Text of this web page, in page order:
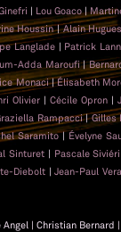
| Lou Goaco|
Houssin|Alain
Langlade| Patrick
Adda Maroufi|
Monaci|Élisabeth
Olivier |Cécile Opron|
Rampacci|Gilles
Saramito|Évelyne
Sinturet | Pascale Siviéri
Diebolt |Jean-Paul
| Christian